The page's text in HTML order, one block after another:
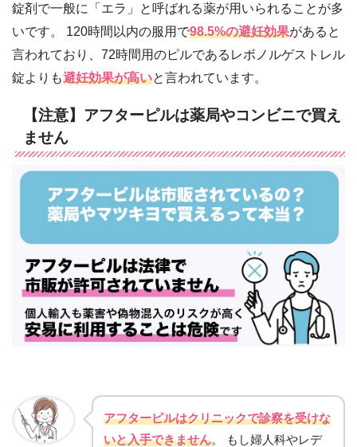
錠剤で一般に「エラ」と呼ばれる薬が用いられることが多
いです。 120時間以内の服用で98.5%の避妊効果があると
言われており、72時間用のピルであるレボノルゲストレル
錠よりも避妊効果が高いと言われています。
【注意】アフターピルは薬局やコンビニで買え
ません
アフターピルはクリニックで診察を受けな
いと入手できません。 もし婦人科やレデ